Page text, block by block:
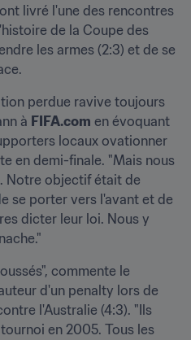
livré l'une des rencontres
de la Coupe des
les armes (2:3) et de se
perdue ravive toujours
à FIFA.com en évoquant
locaux ovationner
en demi-finale. "Mais nous
Notre objectif était de
se porter vers l'avant et de
dicter leur loi. Nous y
commente le
d'un penalty lors de
l'Australie (4:3). "Ils
en 2005. Tous les